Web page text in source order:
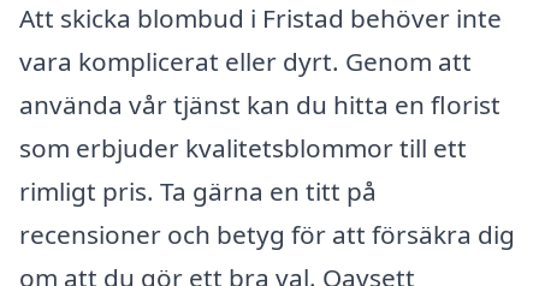
Att skicka blombud i Fristad behöver inte
vara komplicerat eller dyrt. Genom att
använda vår tjänst kan du hitta en florist
som erbjuder kvalitetsblommor till ett
rimligt pris. Ta gärna en titt på
recensioner och betyg för att försäkra dig
om att du gör ett bra val. Oavsett